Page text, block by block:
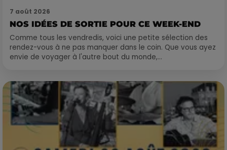
7 août 2026
NOS IDÉES DE SORTIE POUR CE WEEK-END
Comme tous les vendredis, voici une petite sélection des
rendez-vous à ne pas manquer dans le coin. Que vous ayez
envie de voyager à l'autre bout du monde,...